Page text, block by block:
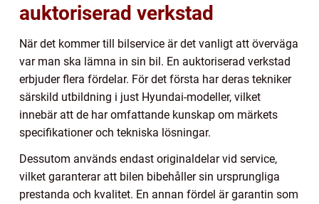
auktoriserad verkstad
När det kommer till bilservice är det vanligt att överväga
var man ska lämna in sin bil. En auktoriserad verkstad
erbjuder flera fördelar. För det första har deras tekniker
särskild utbildning i just Hyundai-modeller, vilket
innebär att de har omfattande kunskap om märkets
specifikationer och tekniska lösningar.
Dessutom används endast originaldelar vid service,
vilket garanterar att bilen bibehåller sin ursprungliga
prestanda och kvalitet. En annan fördel är garantin som